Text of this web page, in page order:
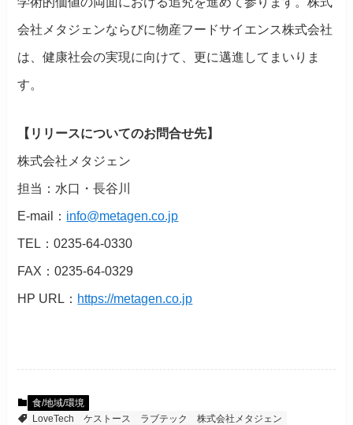
会社メタジェンならびに物産フードサイエンス株式会社
は、健康社会の実現に向けて、更に邁進してまいりま
す。
【リリースについてのお問合せ先】
株式会社メタジェン
担当：水口・長谷川
E-mail： info@metagen.co.jp
TEL：0235-64-0330
FAX：0235-64-0329
HP URL： https://metagen.co.jp
食/地域/環境
LoveTech
ケストース ラブテック
株式会社メタジェン